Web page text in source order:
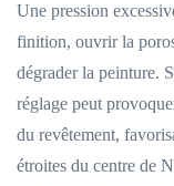
Une pression
finition, ouvrir la
dégrader la peinture.
réglage peut
du revêtement,
étroites du centre de